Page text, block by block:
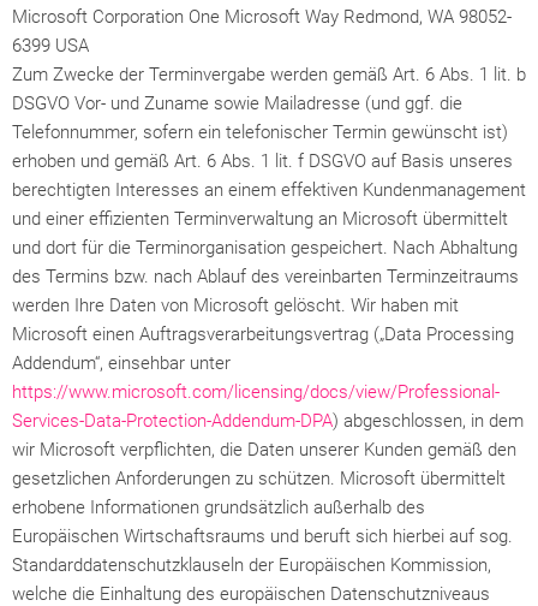
Microsoft Corporation One Microsoft Way Redmond, WA 98052-
6399 USA
Zum Zwecke der Terminvergabe werden gemäß Art. 6 Abs. 1 lit. b
DSGVO Vor- und Zuname sowie Mailadresse (und ggf. die
Telefonnummer, sofern ein telefonischer Termin gewünscht ist)
erhoben und gemäß Art. 6 Abs. 1 lit. f DSGVO auf Basis unseres
berechtigten Interesses an einem effektiven Kundenmanagement
und einer effizienten Terminverwaltung an Microsoft übermittelt
und dort für die Terminorganisation gespeichert. Nach Abhaltung
des Termins bzw. nach Ablauf des vereinbarten Terminzeitraums
werden Ihre Daten von Microsoft gelöscht. Wir haben mit
Microsoft einen Auftragsverarbeitungsvertrag („Data Processing
Addendum“, einsehbar unter
https://www.microsoft.com/licensing/docs/view/Professional-
Services-Data-Protection-Addendum-DPA) abgeschlossen, in dem
wir Microsoft verpflichten, die Daten unserer Kunden gemäß den
gesetzlichen Anforderungen zu schützen. Microsoft übermittelt
erhobene Informationen grundsätzlich außerhalb des
Europäischen Wirtschaftsraums und beruft sich hierbei auf sog.
Standarddatenschutzklauseln der Europäischen Kommission,
welche die Einhaltung des europäischen Datenschutzniveaus